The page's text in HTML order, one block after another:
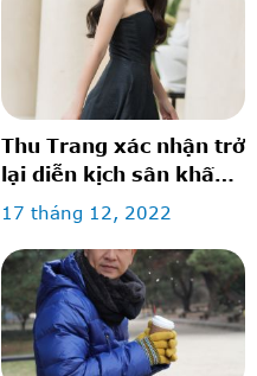
Thu Trang xác nhận trở
lại diễn kịch sân khấu
vào đúng ngày sinh
17 tháng 12, 2022